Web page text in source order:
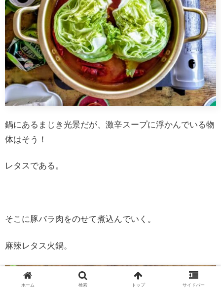
鍋にあるまじき光景だが、激辛スープに浮かんでいる物
体はそう！
レタスである。
そこに豚バラ肉をのせて煮込んでいく。
麻辣レタス火鍋。
ホーム 検索 トップ サイドバー